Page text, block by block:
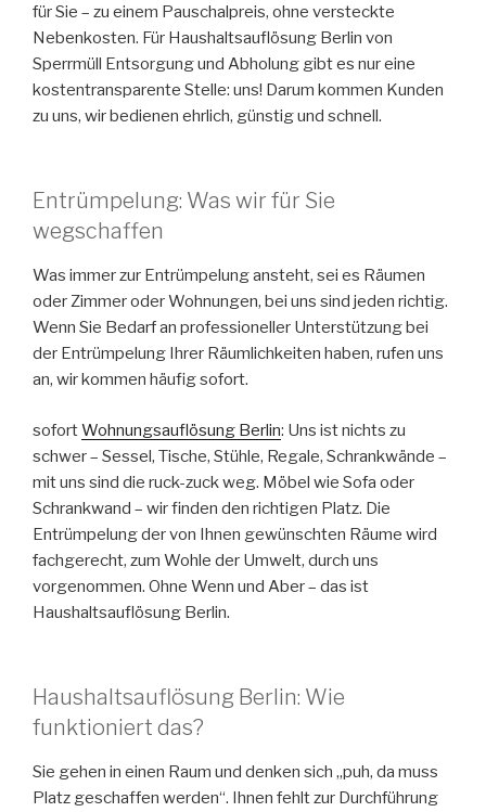
für Sie – zu einem Pauschalpreis, ohne versteckte
Nebenkosten. Für Haushaltsauflösung Berlin von
Sperrmüll Entsorgung und Abholung gibt es nur eine
kostentransparente Stelle: uns! Darum kommen Kunden
zu uns, wir bedienen ehrlich, günstig und schnell.
Entrümpelung: Was wir für Sie
wegschaffen
Was immer zur Entrümpelung ansteht, sei es Räumen
oder Zimmer oder Wohnungen, bei uns sind jeden richtig.
Wenn Sie Bedarf an professioneller Unterstützung bei
der Entrümpelung Ihrer Räumlichkeiten haben, rufen uns
an, wir kommen häufig sofort.
sofortWohnungsauflösung Berlin: Uns ist nichts zu
schwer – Sessel, Tische, Stühle, Regale, Schrankwände –
mit uns sind die ruck-zuck weg. Möbel wie Sofa oder
Schrankwand – wir finden den richtigen Platz. Die
Entrümpelung der von Ihnen gewünschten Räume wird
fachgerecht, zum Wohle der Umwelt, durch uns
vorgenommen. Ohne Wenn und Aber – das ist
Haushaltsauflösung Berlin.
Haushaltsauflösung Berlin: Wie
funktioniert das?
Sie gehen in einen Raum und denken sich „puh, da muss
Platz geschaffen werden“. Ihnen fehlt zur Durchführung